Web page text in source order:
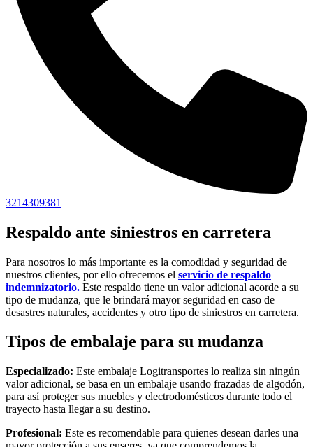
3214309381
Respaldo ante siniestros en carretera
Para nosotros lo más importante es la comodidad y seguridad de
nuestros clientes, por ello ofrecemos el servicio de respaldo
indemnizatorio. Este respaldo tiene un valor adicional acorde a su
tipo de mudanza, que le brindará mayor seguridad en caso de
desastres naturales, accidentes y otro tipo de siniestros en carretera.
Tipos de embalaje para su mudanza
Especializado: Este embalaje Logitransportes lo realiza sin ningún
valor adicional, se basa en un embalaje usando frazadas de algodón,
para así proteger sus muebles y electrodomésticos durante todo el
trayecto hasta llegar a su destino.
Profesional: Este es recomendable para quienes desean darles una